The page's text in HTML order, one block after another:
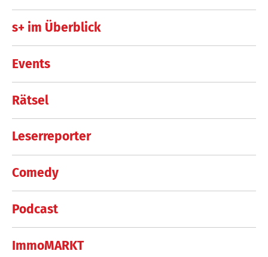
s+ im Überblick
Events
Rätsel
Leserreporter
Comedy
Podcast
ImmoMARKT